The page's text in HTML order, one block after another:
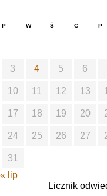
P W Ś C P
3 4 5 6
10 11 12 13
17 18 19 20
24 25 26 27
31
« lip
Licznik